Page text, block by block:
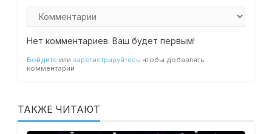
Нет комментариев. Ваш будет первым!
Войдите или зарегистрируйтесь чтобы добавлять
комментарии
ТАКЖЕ ЧИТАЮТ